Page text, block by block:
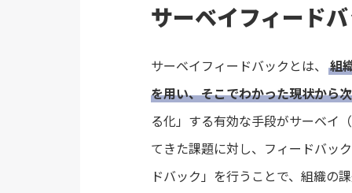
サーベイフィード
サーベイフィードバックとは、 組
を用い、そこでわかった現状から
る化」する有効な手段がサーベイ
てきた課題に対し、フィードバッ
ドバック」を行うことで、組織の